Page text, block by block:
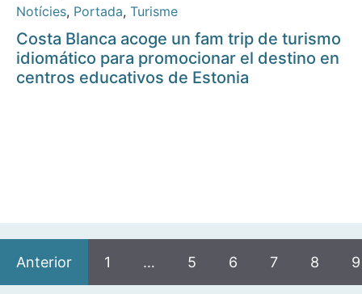
Notícies, Portada, Turisme
Costa Blanca acoge un fam trip de turismo
idiomático para promocionar el destino en
centros educativos de Estonia
Anterior 1 … 5 6 7 8 9